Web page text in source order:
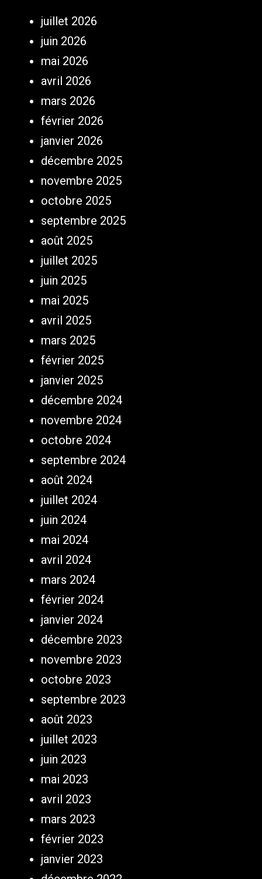
juillet 2026
juin 2026
mai 2026
avril 2026
mars 2026
février 2026
janvier 2026
décembre 2025
novembre 2025
octobre 2025
septembre 2025
août 2025
juillet 2025
juin 2025
mai 2025
avril 2025
mars 2025
février 2025
janvier 2025
décembre 2024
novembre 2024
octobre 2024
septembre 2024
août 2024
juillet 2024
juin 2024
mai 2024
avril 2024
mars 2024
février 2024
janvier 2024
décembre 2023
novembre 2023
octobre 2023
septembre 2023
août 2023
juillet 2023
juin 2023
mai 2023
avril 2023
mars 2023
février 2023
janvier 2023